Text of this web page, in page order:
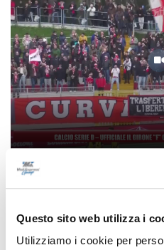
Questo sito web utilizza i
Utilizziamo i cookie per
Calcio Serie D -
07/08/2026